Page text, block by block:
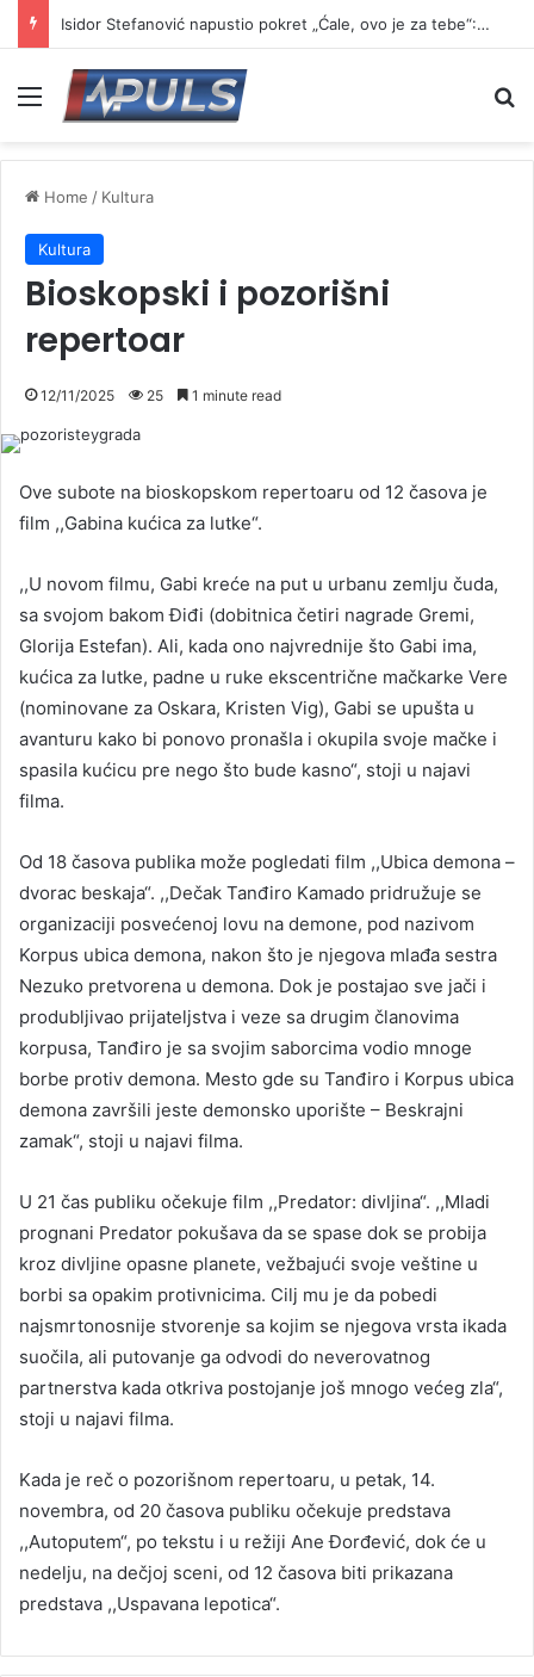
Akcija dobrovoljnog davanja krvi u četvrtak
Menu
Home / Kultura
Kultura
Bioskopski i pozorišni
repertoar
12/11/2025 25 1 minute read
Ove subote na bioskopskom repertoaru od 12 časova je
film ,,Gabina kućica za lutke“.
,,U novom filmu, Gabi kreće na put u urbanu zemlju čuda,
sa svojom bakom Điđi (dobitnica četiri nagrade Gremi,
Glorija Estefan). Ali, kada ono najvrednije što Gabi ima,
kućica za lutke, padne u ruke ekscentrične mačkarke Vere
(nominovane za Oskara, Kristen Vig), Gabi se upušta u
avanturu kako bi ponovo pronašla i okupila svoje mačke i
spasila kućicu pre nego što bude kasno“, stoji u najavi
filma.
Od 18 časova publika može pogledati film ,,Ubica demona –
dvorac beskaja“. ,,Dečak Tanđiro Kamado pridružuje se
organizaciji posvećenoj lovu na demone, pod nazivom
Korpus ubica demona, nakon što je njegova mlađa sestra
Nezuko pretvorena u demona. Dok je postajao sve jači i
produbljivao prijateljstva i veze sa drugim članovima
korpusa, Tanđiro je sa svojim saborcima vodio mnoge
borbe protiv demona. Mesto gde su Tanđiro i Korpus ubica
demona završili jeste demonsko uporište – Beskrajni
zamak“, stoji u najavi filma.
U 21 čas publiku očekuje film ,,Predator: divljina“. ,,Mladi
prognani Predator pokušava da se spase dok se probija
kroz divljine opasne planete, vežbajući svoje veštine u
borbi sa opakim protivnicima. Cilj mu je da pobedi
najsmrtonosnije stvorenje sa kojim se njegova vrsta ikada
suočila, ali putovanje ga odvodi do neverovatnog
partnerstva kada otkriva postojanje još mnogo većeg zla“,
stoji u najavi filma.
Kada je reč o pozorišnom repertoaru, u petak, 14.
novembra, od 20 časova publiku očekuje predstava
,,Autoputem“, po tekstu i u režiji Ane Đorđević, dok će u
nedelju, na dečjoj sceni, od 12 časova biti prikazana
predstava ,,Uspavana lepotica“.